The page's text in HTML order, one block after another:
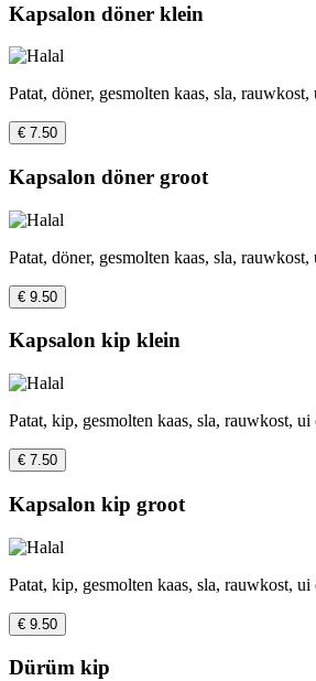
Kapsalon döner klein
Patat, döner, gesmolten kaas, sla, rauwkost,
€ 7.50
Kapsalon döner groot
Patat, döner, gesmolten kaas, sla, rauwkost,
€ 9.50
Kapsalon kip klein
Patat, kip, gesmolten kaas, sla, rauwkost, ui
€ 7.50
Kapsalon kip groot
Patat, kip, gesmolten kaas, sla, rauwkost, ui
€ 9.50
Dürüm kip